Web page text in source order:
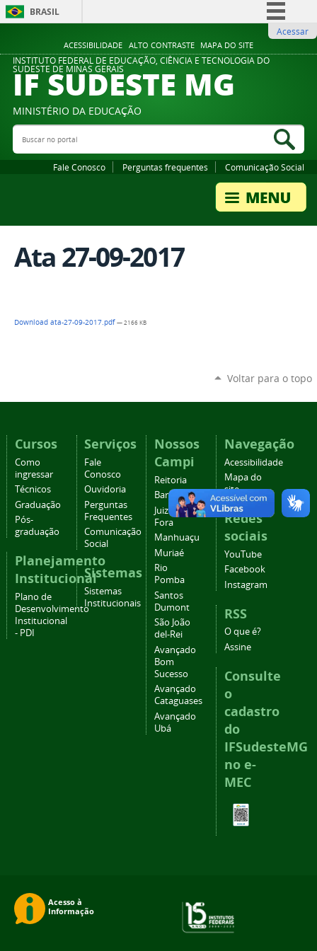
ACESSIBILIDADE ALTO CONTRASTE MAPA DO SITE
BRASIL
Comunica BR
Participe
Legislação
Acessar
INSTITUTO FEDERAL DE EDUCAÇÃO, CIÊNCIA E TECNOLOGIA DO
SUDESTE DE MINAS GERAIS
IF SUDESTE MG
MINISTÉRIO DA EDUCAÇÃO
Buscar no portal
Fale Conosco Perguntas frequentes Comunicação Social
Ata 27-09-2017
Download ata-27-09-2017.pdf— 2166 KB
Voltar para o topo
Cursos
Como
ingressar
Técnicos
Graduação
Pós-
graduação
Planejamento
Institucional
Plano de
Desenvolvimento
Institucional
- PDI
Serviços
Fale
Conosco
Ouvidoria
Perguntas
Frequentes
Comunicação
Social
Sistemas
Sistemas
Institucionais
Nossos
Campi
Reitoria
Barbacena
Juiz de
Fora
Manhuaçu
Muriaé
Rio
Pomba
Santos
Dumont
São João
del-Rei
Avançado
Bom
Sucesso
Avançado
Cataguases
Avançado
Ubá
Navegação
Acessibilidade
Mapa do
site
Redes
sociais
YouTube
Facebook
Instagram
RSS
O que é?
Assine
Consulte
o
cadastro
do
IFSudesteMG
no e-
MEC